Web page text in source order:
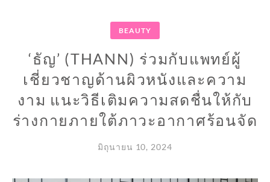
BEAUTY
‘ธัญ’ (THANN) ร่วมกับแพทย์ผู้
เชี่ยวชาญด้านผิวหนังและความ
งาม แนะวิธีเติมความสดชื่นให้กับ
ร่างกายภายใต้ภาวะอากาศร้อนจัด
มิถุนายน 10, 2024